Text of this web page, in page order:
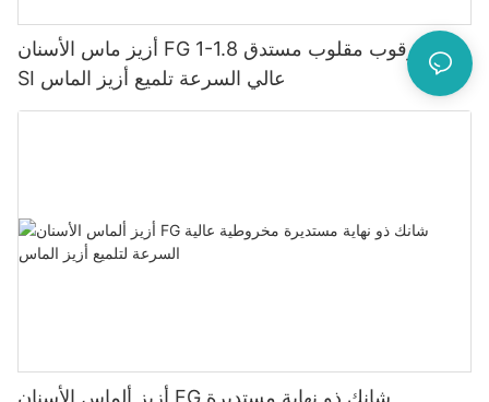
أزيز ماس الأسنان FG 1-1.8 مم عرقوب مقلوب مستدق
SI عالي السرعة تلميع أزيز الماس
أزيز ألماس الأسنان FG شانك ذو نهاية مستديرة